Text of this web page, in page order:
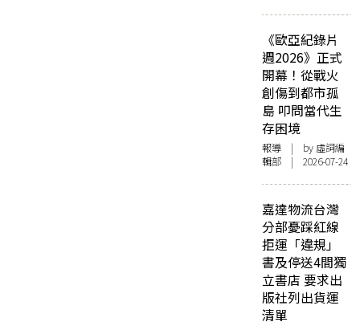
《歐亞紀錄片
週2026》正式
開幕！從戰火
創傷到都市孤
島 叩問當代生
存困境
報導 | by 虛詞編
輯部 | 2026-07-24
嘉達物流台灣
分部憂踩紅線
拒運「違規」
書及停送4間獨
立書店 要求出
版社列出貨運
清單